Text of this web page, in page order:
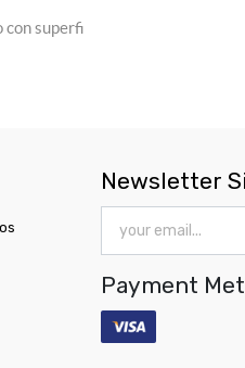
superfi
Newsletter
Payment